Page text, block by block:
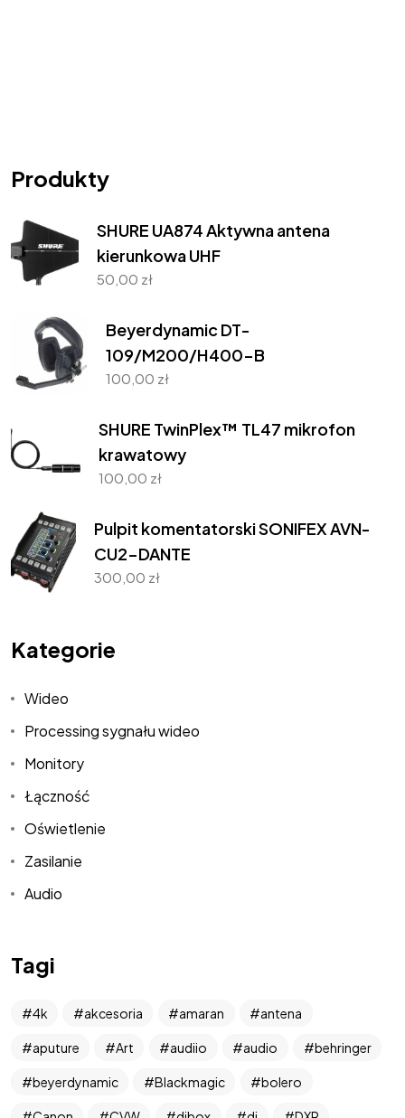
Produkty
SHURE UA874 Aktywna antena
kierunkowa UHF
50,00 zł
Beyerdynamic DT-
109/M200/H400-B
100,00 zł
SHURE TwinPlex™ TL47 mikrofon
krawatowy
100,00 zł
Pulpit komentatorski SONIFEX AVN-
CU2-DANTE
300,00 zł
Kategorie
Wideo
Processing sygnału wideo
Monitory
Łączność
Oświetlenie
Zasilanie
Audio
Tagi
4k akcesoria amaran antena
aputure Art audiio audio behringer
beyerdynamic Blackmagic bolero
West Art
Media